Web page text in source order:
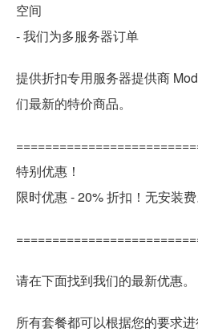
空间
- 我们为多服务器订单
提供折扣专用服务器提供商
们最新的特价商品。
特别优惠！
限时优惠 - 20% 折扣！无安装
请在下面找到我们的最新优惠。
所有套餐都可以根据您的要求进